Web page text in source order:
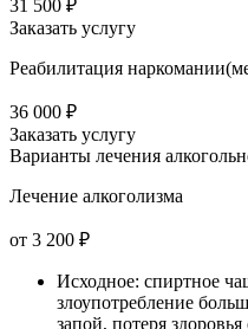
31 500 ₽
Заказать услугу
Реабилитация
36 000 ₽
Заказать услугу
Варианты лечения
Лечение алкоголизма
от 3 200 ₽
Исходное: спиртное
злоупотребление
запой, потеря здоровья